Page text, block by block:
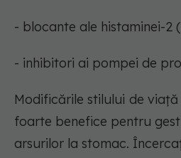
- blocante ale histaminei-2
- inhibitori ai pompei de
Modificările stilului de
foarte benefice pentru
arsurilor la stomac.